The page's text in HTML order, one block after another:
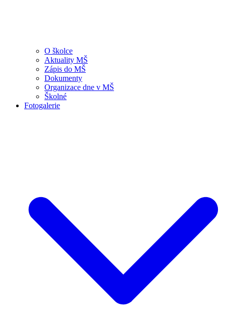
O školce
Aktuality MŠ
Zápis do MŠ
Dokumenty
Organizace dne v MŠ
Školné
Fotogalerie